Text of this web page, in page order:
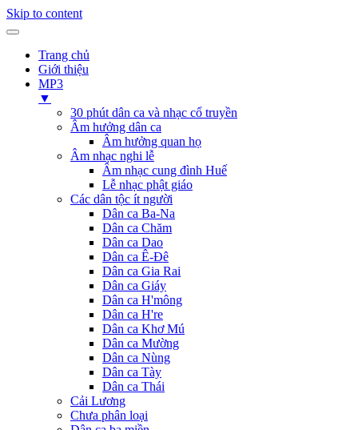
Skip to content
Trang chủ
Giới thiệu
MP3
▼
30 phút dân ca và nhạc cổ truyền
Âm hưởng dân ca
Âm hưởng quan họ
Âm nhạc nghi lễ
Âm nhạc cung đình Huế
Lễ nhạc phật giáo
Các dân tộc ít người
Dân ca Ba-Na
Dân ca Chăm
Dân ca Dao
Dân ca Ê-Đê
Dân ca Gia Rai
Dân ca Giáy
Dân ca H'mông
Dân ca H're
Dân ca Khơ Mú
Dân ca Mường
Dân ca Nùng
Dân ca Tày
Dân ca Thái
Cải Lương
Chưa phân loại